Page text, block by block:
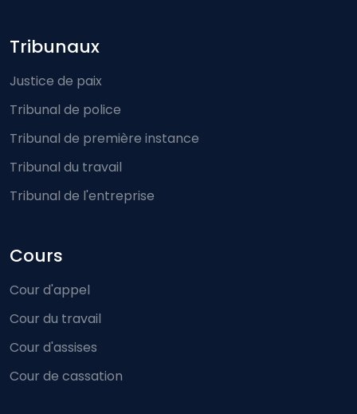
Footer-menu
Tribunaux
Justice de paix
Tribunal de police
Tribunal de première instance
Tribunal du travail
Tribunal de l'entreprise
Cours
Cour d'appel
Cour du travail
Cour d'assises
Cour de cassation